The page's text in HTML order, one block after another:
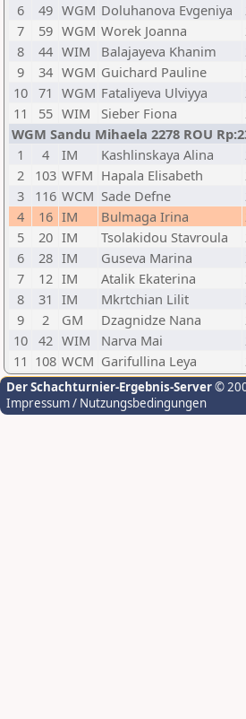
6
49 WGM Doluhanova Evgeniya
7
59 WGM Worek Joanna
8
44 WIM Balajayeva Khanim
9
34 WGM Guichard Pauline
10 71 WGM Fataliyeva Ulviyya
11
55 WIM Sieber Fiona
WGM Sandu Mihaela 2278 ROU
1
4 IM Kashlinskaya Alina
2
103 WFM Hapala Elisabeth
3
116 WCM Sade Defne
4
16 IM Bulmaga Irina
5
20 IM Tsolakidou Stavroula
6
28 IM Guseva Marina
7
12 IM Atalik Ekaterina
8
31 IM Mkrtchian Lilit
9
2 GM Dzagnidze Nana
10 42 WIM Narva Mai
11 108 WCM Garifullina Leya
Der Schachturnier-Ergebnis-Server©
Impressum / Nutzungsbedingungen